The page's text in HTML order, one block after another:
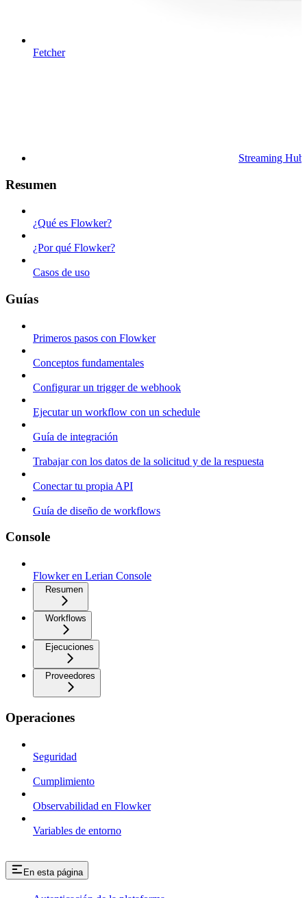
Fetcher
Streaming Hub
Resumen
¿Qué es Flowker?
¿Por qué Flowker?
Casos de uso
Guías
Primeros pasos con Flowker
Conceptos fundamentales
Configurar un trigger de webhook
Ejecutar un workflow con un schedule
Guía de integración
Trabajar con los datos de la solicitud y de la respuesta
Conectar tu propia API
Guía de diseño de workflows
Console
Flowker en Lerian Console
Resumen
Workflows
Ejecuciones
Proveedores
Operaciones
Seguridad
Cumplimiento
Observabilidad en Flowker
Variables de entorno
En esta página